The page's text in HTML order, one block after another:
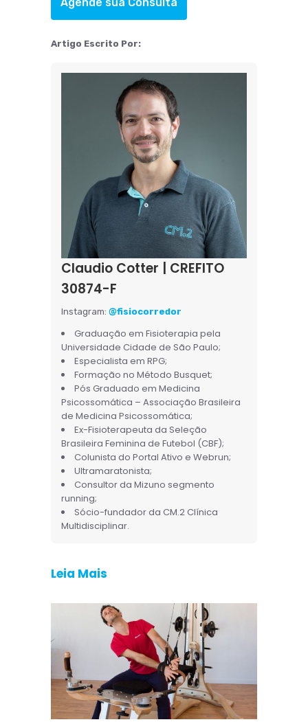
Artigo Escrito Por:
Claudio Cotter | CREFITO
30874-F
Instagram: @fisiocorredor
Graduação em Fisioterapia pela
Universidade Cidade de São Paulo;
Especialista em RPG;
Formação no Método Busquet;
Pós Graduado em Medicina
Psicossomática – Associação Brasileira
de Medicina Psicossomática;
Ex-Fisioterapeuta da Seleção
Brasileira Feminina de Futebol (CBF);
Colunista do Portal Ativo e Webrun;
Ultramaratonista;
Consultor da Mizuno segmento
running;
Sócio-fundador da CM.2 Clínica
Multidisciplinar.
Leia Mais